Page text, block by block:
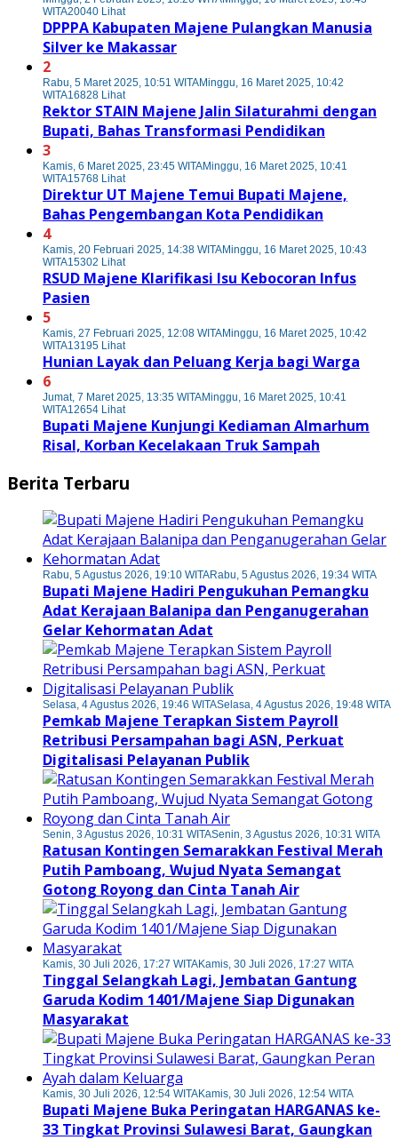
WITA20040 Lihat
DPPPA Kabupaten Majene Pulangkan Manusia
Silver ke Makassar
2
Rabu, 5 Maret 2025, 10:51 WITAMinggu, 16 Maret 2025, 10:42
WITA16828 Lihat
Rektor STAIN Majene Jalin Silaturahmi dengan
Bupati, Bahas Transformasi Pendidikan
3
Kamis, 6 Maret 2025, 23:45 WITAMinggu, 16 Maret 2025, 10:41
WITA15768 Lihat
Direktur UT Majene Temui Bupati Majene,
Bahas Pengembangan Kota Pendidikan
4
Kamis, 20 Februari 2025, 14:38 WITAMinggu, 16 Maret 2025, 10:43
WITA15302 Lihat
RSUD Majene Klarifikasi Isu Kebocoran Infus
Pasien
5
Kamis, 27 Februari 2025, 12:08 WITAMinggu, 16 Maret 2025, 10:42
WITA13195 Lihat
Hunian Layak dan Peluang Kerja bagi Warga
6
Jumat, 7 Maret 2025, 13:35 WITAMinggu, 16 Maret 2025, 10:41
WITA12654 Lihat
Bupati Majene Kunjungi Kediaman Almarhum
Risal, Korban Kecelakaan Truk Sampah
Berita Terbaru
Rabu, 5 Agustus 2026, 19:10 WITARabu, 5 Agustus 2026, 19:34 WITA
Bupati Majene Hadiri Pengukuhan Pemangku
Adat Kerajaan Balanipa dan Penganugerahan
Gelar Kehormatan Adat
Selasa, 4 Agustus 2026, 19:46 WITASelasa, 4 Agustus 2026, 19:48 WITA
Pemkab Majene Terapkan Sistem Payroll
Retribusi Persampahan bagi ASN, Perkuat
Digitalisasi Pelayanan Publik
Senin, 3 Agustus 2026, 10:31 WITASenin, 3 Agustus 2026, 10:31 WITA
Ratusan Kontingen Semarakkan Festival Merah
Putih Pamboang, Wujud Nyata Semangat
Gotong Royong dan Cinta Tanah Air
Kamis, 30 Juli 2026, 17:27 WITAKamis, 30 Juli 2026, 17:27 WITA
Tinggal Selangkah Lagi, Jembatan Gantung
Garuda Kodim 1401/Majene Siap Digunakan
Masyarakat
Kamis, 30 Juli 2026, 12:54 WITAKamis, 30 Juli 2026, 12:54 WITA
Bupati Majene Buka Peringatan HARGANAS ke-
33 Tingkat Provinsi Sulawesi Barat, Gaungkan